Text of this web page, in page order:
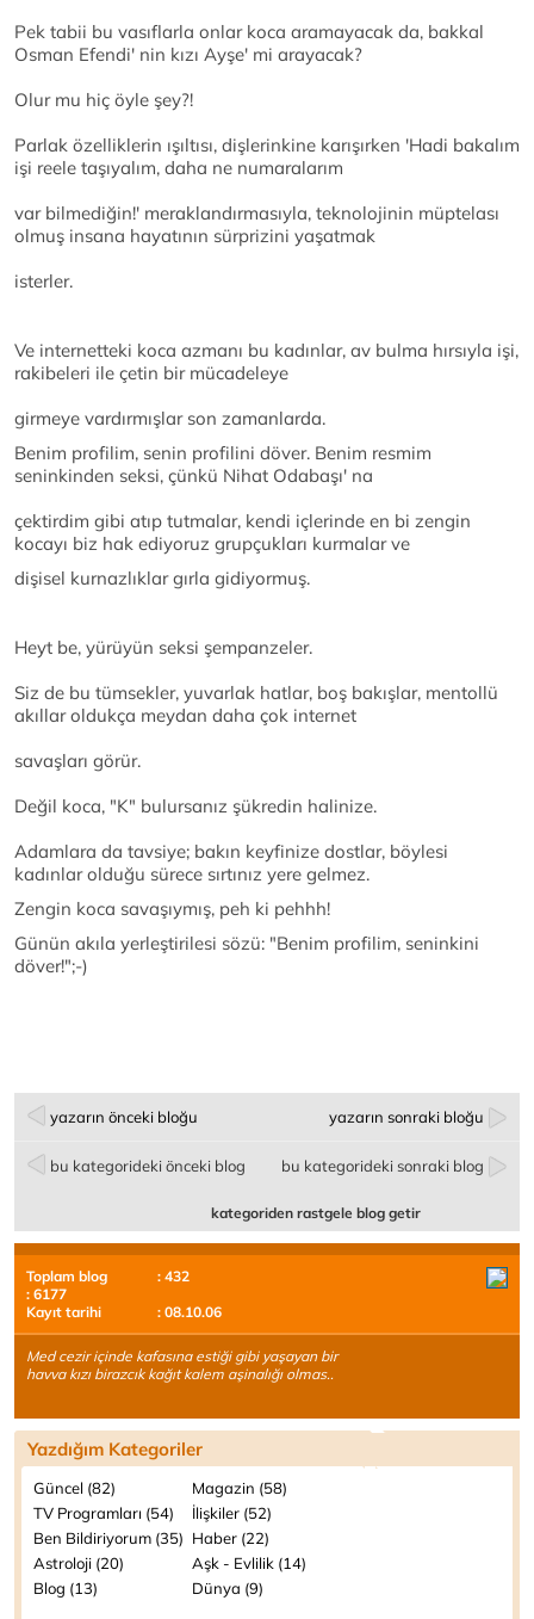
Pek tabii bu vasıflarla onlar koca aramayacak da, bakkal
Osman Efendi' nin kızı Ayşe' mi arayacak?
Olur mu hiç öyle şey?!
Parlak özelliklerin ışıltısı, dişlerinkine karışırken 'Hadi bakalım
işi reele taşıyalım, daha ne numaralarım
var bilmediğin!' meraklandırmasıyla, teknolojinin müptelası
olmuş insana hayatının sürprizini yaşatmak
isterler.
Ve internetteki koca azmanı bu kadınlar, av bulma hırsıyla işi,
rakibeleri ile çetin bir mücadeleye
girmeye vardırmışlar son zamanlarda.
Benim profilim, senin profilini döver. Benim resmim
seninkinden seksi, çünkü Nihat Odabaşı' na
çektirdim gibi atıp tutmalar, kendi içlerinde en bi zengin
kocayı biz hak ediyoruz grupçukları kurmalar ve
dişisel kurnazlıklar gırla gidiyormuş.
Heyt be, yürüyün seksi şempanzeler.
Siz de bu tümsekler, yuvarlak hatlar, boş bakışlar, mentollü
akıllar oldukça meydan daha çok internet
savaşları görür.
Değil koca, "K" bulursanız şükredin halinize.
Adamlara da tavsiye; bakın keyfinize dostlar, böylesi
kadınlar olduğu sürece sırtınız yere gelmez.
Zengin koca savaşıymış, peh ki pehhh!
Günün akıla yerleştirilesi sözü: "Benim profilim, seninkini
döver!";-)
yazarın önceki bloğu yazarın sonraki bloğu
bu kategorideki önceki blog bu kategorideki sonraki blog
kategoriden rastgele blog getir
Toplam blog
: 432
: 6177
Kayıt tarihi
: 08.10.06
Med cezir içinde kafasına estiği gibi yaşayan bir
havva kızı birazcık kağıt kalem aşinalığı olmas..
Yazdığım Kategoriler
Güncel (82)
Magazin (58)
TV Programları (54)
İlişkiler (52)
Ben Bildiriyorum (35) Haber (22)
Astroloji (20)
Aşk - Evlilik (14)
Blog (13)
Dünya (9)